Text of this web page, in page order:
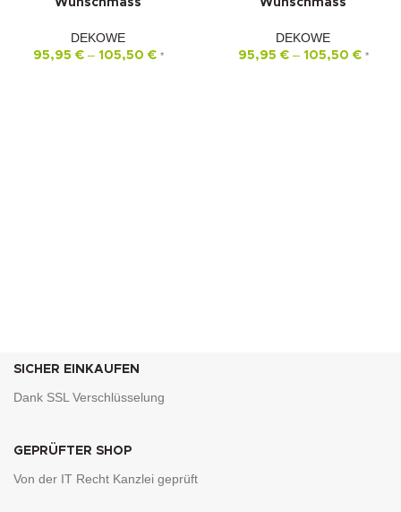
Wunschmass
DEKOWE
95,95 €– 105,50 € *
Wunschmass
DEKOWE
95,95 €– 105,50 € *
SICHER EINKAUFEN
Dank SSL Verschlüsselung
GEPRÜFTER SHOP
Von der IT Recht Kanzlei geprüft